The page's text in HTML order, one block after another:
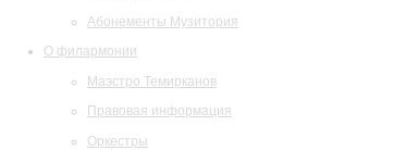
Абонементы Музитория
О филармонии
Маэстро Темирканов
Правовая информация
Оркестры